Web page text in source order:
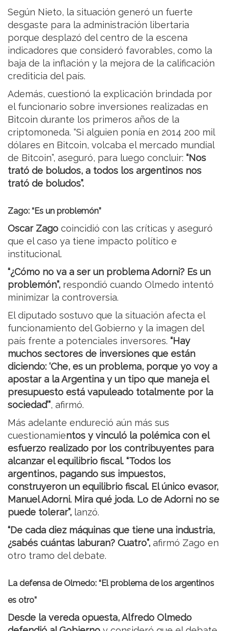
Según Nieto, la situación generó un fuerte
desgaste para la administración libertaria
porque desplazó del centro de la escena
indicadores que consideró favorables, como la
baja de la inflación y la mejora de la calificación
crediticia del país.
Además, cuestionó la explicación brindada por
el funcionario sobre inversiones realizadas en
Bitcoin durante los primeros años de la
criptomoneda. “Si alguien ponía en 2014 200 mil
dólares en Bitcoin, volcaba el mercado mundial
de Bitcoin”, aseguró, para luego concluir: “Nos
trató de boludos, a todos los argentinos nos
trató de boludos”.
Zago: “Es un problemón”
Oscar Zago coincidió con las críticas y aseguró
que el caso ya tiene impacto político e
institucional.
“¿Cómo no va a ser un problema Adorni? Es un
problemón”, respondió cuando Olmedo intentó
minimizar la controversia.
El diputado sostuvo que la situación afecta el
funcionamiento del Gobierno y la imagen del
país frente a potenciales inversores. “Hay
muchos sectores de inversiones que están
diciendo: ‘Che, es un problema, porque yo voy a
apostar a la Argentina y un tipo que maneja el
presupuesto está vapuleado totalmente por la
sociedad’”, afirmó.
Más adelante endureció aún más sus
cuestionamientos y vinculó la polémica con el
esfuerzo realizado por los contribuyentes para
alcanzar el equilibrio fiscal. “Todos los
argentinos, pagando sus impuestos,
construyeron un equilibrio fiscal. El único evasor,
Manuel Adorni. Mira qué joda. Lo de Adorni no se
puede tolerar”, lanzó.
“De cada diez máquinas que tiene una industria,
¿sabés cuántas laburan? Cuatro”, afirmó Zago en
otro tramo del debate.
La defensa de Olmedo: “El problema de los argentinos
es otro”
Desde la vereda opuesta, Alfredo Olmedo